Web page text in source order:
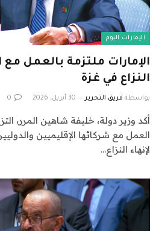
الإمارات اليوم
الإمارات ملتزمة بالعمل مع
النزاع في غزة
بواسطة فريق التحرير 30 أبريل، 2026 0
أكد وزير دولة، خليفة شاهين المرر،
العمل مع شركائها الإقليميين
لإنهاء النزاع…